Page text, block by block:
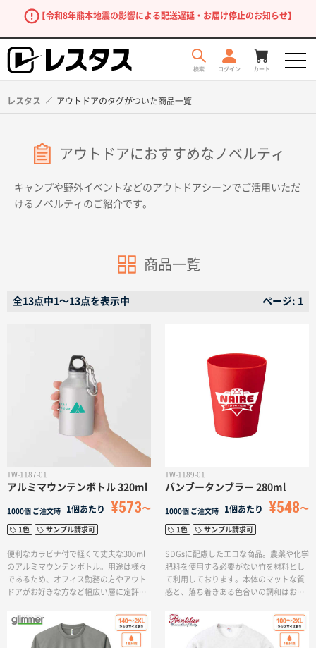
【令和8年熊本地震の影響による配送遅延・お届け停止のお知らせ】
商品カテゴリーから探す
ターゲットから探す
目的・シーンから探す
イベントから探す
印刷色から探す
サイトメニュー
レスタス アウトドアのタグがついた商品一覧
アウトドアにおすすめなノベルティ
キャンプや野外イベントなどのアウトドアシーンでご活用いただ
けるノベルティのご紹介です。
商品一覧
全13点中1〜13点を表示中 ページ: 1
TW-1187-01
アルミマウンテンボトル 320ml
1000個 ご注文時 1個あたり ¥573
1色 サンプル請求可
便利なカラビナ付で軽くて丈夫な300ml
のアルミマウンテンボトル。用途は様々
であるため、オフィス勤務の方やアウト
ドアがお好きな方など幅広い層に定評あ
ポイント印刷から回転シルクでのほぼ全
周印刷まで対応しており、お好みのデザ
インでオリジナルボトルをお作りいただ
TW-1189-01
バンブータンブラー 280ml
1000個 ご注文時 1個あたり ¥548
1色 サンプル請求可
SDGsに配慮したエコな商品。農薬や化学
肥料を使用する必要がない竹を材料とし
て利用しております。本体のマットな質
感と、落ち着きある色合いの調和はお客
らしくも、オリジナル性溢れるグッズと
してぜひご検討ください。